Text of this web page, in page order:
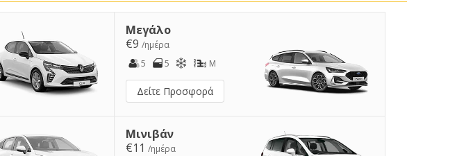
Μεγάλο
€9 /ημέρα
5
5 M
Δείτε Προσφορά
Μινιβάν
€11 /ημέρα